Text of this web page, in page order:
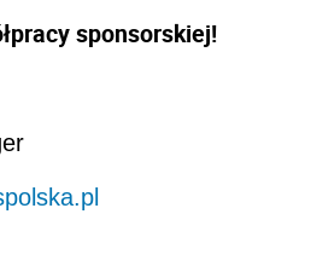
sponsorskiej!